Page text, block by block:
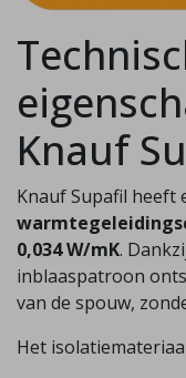
Knauf
Knauf Supafil heeft
0,034 W/mK.
inblaaspatroon
van de spouw,
Het